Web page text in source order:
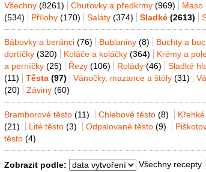
Všechny (8261) Chuťovky a předkrmy (969) Maso
(534)
Přílohy (170) Saláty (374) Sladké (2613)
Bábovky a beránci (76) Bublaniny (8) Buchty a
dortíčky (320) Koláče a koláčky (364) Krémy a
a perníčky (25) Řezy (106) Rolády (46) Sladké
(11)
Těsta (97) Vánočky, mazance a štóly (31)
(20)
Záviny (60)
Bramborové těsto (11) Chlebové těsto (8)
(21)
Lité těsto (3) Odpalované těsto (9)
těsto (4)
Zobrazit podle: Všechny recepty